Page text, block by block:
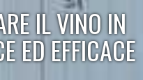
IL VINO IN
ED EFFICACE